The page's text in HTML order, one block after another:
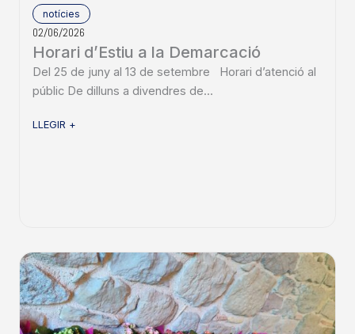
notícies
02/06/2026
Horari d’Estiu a la Demarcació
Del 25 de juny al 13 de setembre Horari d’atenció al
públic De dilluns a divendres de...
LLEGIR +